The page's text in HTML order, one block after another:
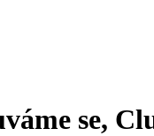
se,